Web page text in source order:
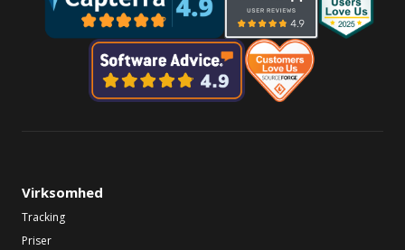
Virksomhed
Tracking
Priser